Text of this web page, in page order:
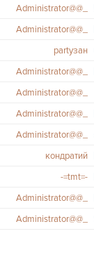
Administrator@@_
Administrator@@_
partyзан
Administrator@@_
Administrator@@_
Administrator@@_
Administrator@@_
кондратий
-=tmt=-
Administrator@@_
Administrator@@_